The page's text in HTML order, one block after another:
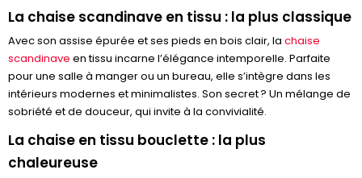
La chaise scandinave en tissu : la plus classique
Avec son assise épurée et ses pieds en bois clair, la chaise
scandinave en tissu incarne l’élégance intemporelle. Parfaite
pour une salle à manger ou un bureau, elle s’intègre dans les
intérieurs modernes et minimalistes. Son secret ? Un mélange de
sobriété et de douceur, qui invite à la convivialité.
La chaise en tissu bouclette : la plus
chaleureuse